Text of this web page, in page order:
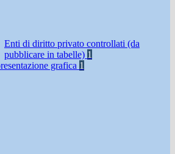
Enti di diritto privato controllati (da
pubblicare in tabelle) 1
grafica 1